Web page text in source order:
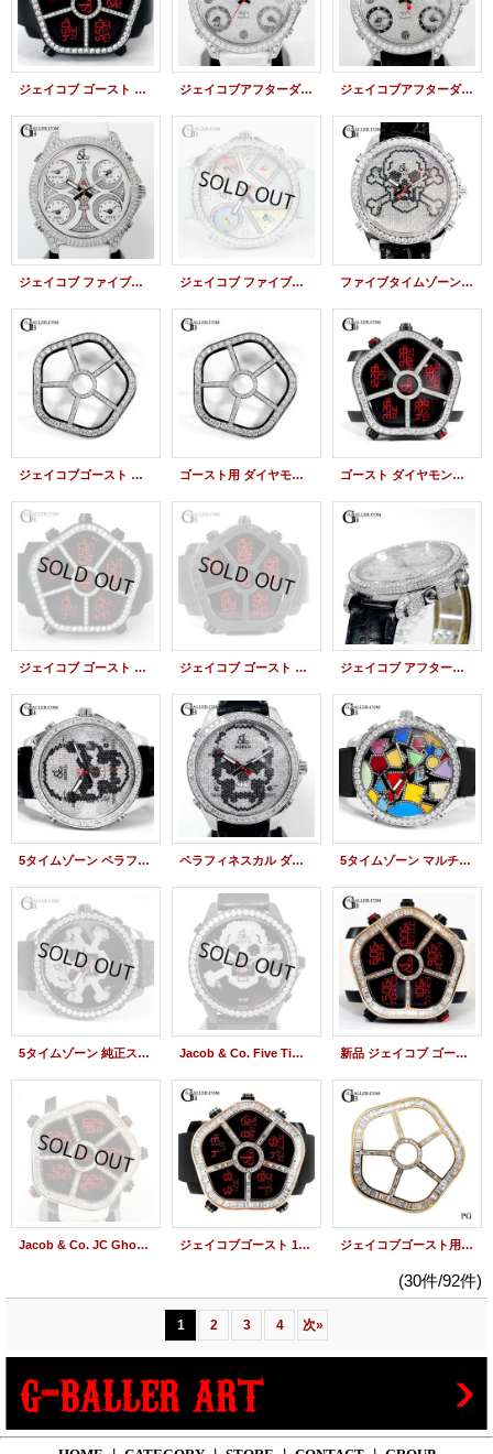
ジェイコブ ゴースト ベゼルダイヤモンド JC-GST-CBN JACOB&Co.時計 ジェイコブアフターダイヤ 5タイムゾーン 47mm 全面ダイヤモンド ジェイコブアフターダイヤ ファイブタイムゾーン 47mm フルダイヤモンド
ジェイコブ ファイブタイムゾーン アフターダイヤ 47mm 全面ダイヤ加工 ジェイコブ ファイブタイムゾーン 純正ダイヤ MOP 5タイムゾーン 47mm ファイブタイムゾーンアフターダイヤ スカル JC-SKULLD仕様
ジェイコブゴースト アフターダイヤベゼル 約3.5ct JACOB&CO時計 ゴースト用 ダイヤモンドベゼル 約3.5ct 新品未使用 ゴースト ダイヤモンド JC-GST-CBNWH ジェイコブ時計
ジェイコブ ゴースト ベゼルダイヤモンド JC-GST-CBN JACOB&Co.時計 ジェイコブ ゴースト カーボンベゼル JC-GST-CBN JACOB&Co.時計 ジェイコブ アフターダイヤベゼル パヴェダイヤ
5タイムゾーン ペラフィネスカルダイヤ JACOB&CO ペラフィネスカル ダイヤ文字盤 アフターダイヤ JACOB&COカスタム 5タイムゾーン マルチカラー Dサークル 純正ダイヤ JC-113DA JACOB&CO
5タイムゾーン 純正スカルダイヤモンド JC-SKULL10D 世界限定55本 JACOB時計 Jacob & Co. Five Time Zone JC skull10d Diamond 47mm Limited Model 新品 ジェイコブ ゴースト 18KPG バゲットダイヤベゼル JACOB&Co. GHOST 時計
Jacob & Co. JC Ghost Baguette Diamond 18KPG JC-GST-CBNWH White Rubber ジェイコブゴースト 18KPG バゲットダイヤベゼル JACOB&Co.時計 ジェイコブゴースト用 18K バゲットダイヤモンドベゼル JACOB&CO時計
(30件/92件)
1 2 3 4 次»